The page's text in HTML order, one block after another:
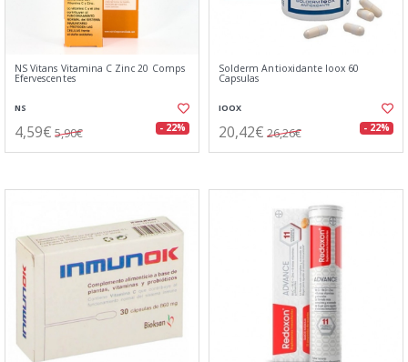
NS Vitans Vitamina C Zinc 20 Comps
Efervescentes
NS
4,59€ 5,90€ - 22%
Solderm Antioxidante Ioox 60
Capsulas
IOOX
20,42€ 26,26€ - 22%